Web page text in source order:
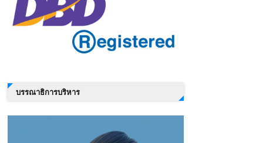
บรรณาธิการบริหาร